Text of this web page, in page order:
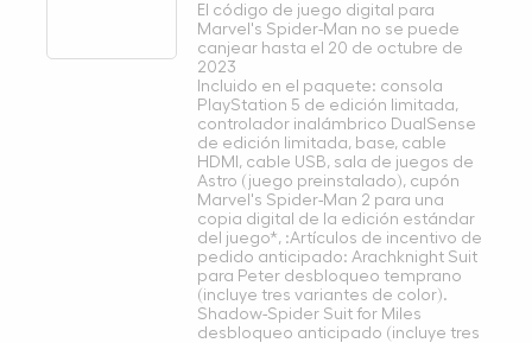
El código de juego digital para
Marvel's Spider-Man no se puede
canjear hasta el 20 de octubre de
2023
Incluido en el paquete: consola
PlayStation 5 de edición limitada,
controlador inalámbrico DualSense
de edición limitada, base, cable
HDMI, cable USB, sala de juegos de
Astro (juego preinstalado), cupón
Marvel's Spider-Man 2 para una
copia digital de la edición estándar
del juego*, :Artículos de incentivo de
pedido anticipado: Arachknight Suit
para Peter desbloqueo temprano
(incluye tres variantes de color).
Shadow-Spider Suit for Miles
desbloqueo anticipado (incluye tres